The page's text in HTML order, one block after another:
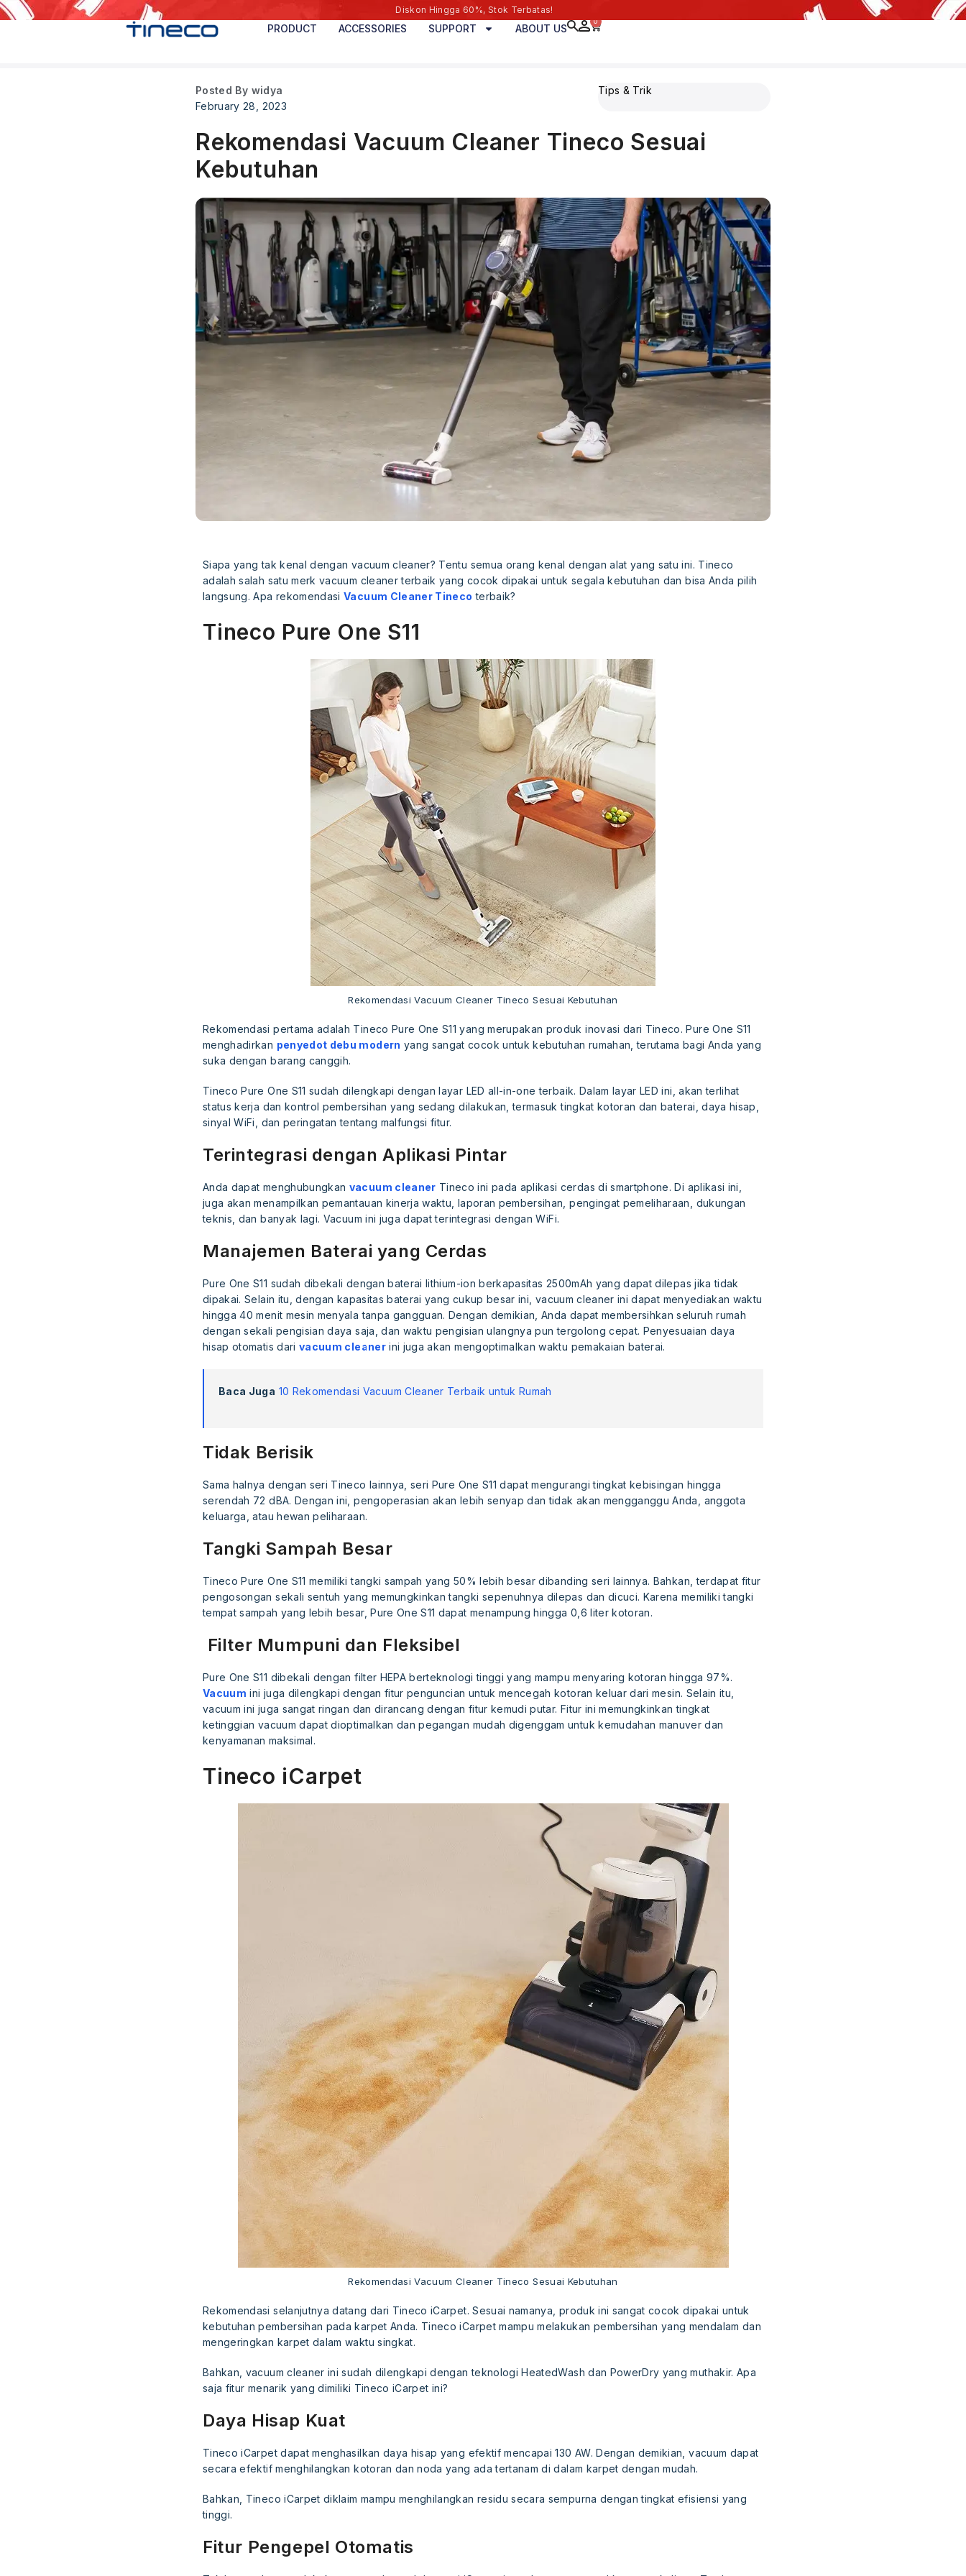
Diskon Hingga 60%, Stok Terbatas!
PRODUCT ACCESSORIES SUPPORT ABOUT US
0
Posted By widya
February 28, 2023
Tips & Trik
Rekomendasi Vacuum Cleaner Tineco Sesuai
Kebutuhan
Siapa yang tak kenal dengan vacuum cleaner? Tentu semua orang kenal dengan alat yang satu ini. Tineco
adalah salah satu merk vacuum cleaner terbaik yang cocok dipakai untuk segala kebutuhan dan bisa Anda pilih
langsung. Apa rekomendasiVacuum Cleaner Tineco terbaik?
Tineco Pure One S11
Rekomendasi Vacuum Cleaner Tineco Sesuai Kebutuhan
Rekomendasi pertama adalah Tineco Pure One S11 yang merupakan produk inovasi dari Tineco. Pure One S11
menghadirkan penyedot debu modern yang sangat cocok untuk kebutuhan rumahan, terutama bagi Anda yang
suka dengan barang canggih.
Tineco Pure One S11 sudah dilengkapi dengan layar LED all-in-one terbaik. Dalam layar LED ini, akan terlihat
status kerja dan kontrol pembersihan yang sedang dilakukan, termasuk tingkat kotoran dan baterai, daya hisap,
sinyal WiFi, dan peringatan tentang malfungsi fitur.
Terintegrasi dengan Aplikasi Pintar
Anda dapat menghubungkan vacuum cleaner Tineco ini pada aplikasi cerdas di smartphone. Di aplikasi ini,
juga akan menampilkan pemantauan kinerja waktu, laporan pembersihan, pengingat pemeliharaan, dukungan
teknis, dan banyak lagi. Vacuum ini juga dapat terintegrasi dengan WiFi.
Manajemen Baterai yang Cerdas
Pure One S11 sudah dibekali dengan baterai lithium-ion berkapasitas 2500mAh yang dapat dilepas jika tidak
dipakai. Selain itu, dengan kapasitas baterai yang cukup besar ini, vacuum cleaner ini dapat menyediakan waktu
hingga 40 menit mesin menyala tanpa gangguan. Dengan demikian, Anda dapat membersihkan seluruh rumah
dengan sekali pengisian daya saja, dan waktu pengisian ulangnya pun tergolong cepat. Penyesuaian daya
hisap otomatis dari vacuum cleaner ini juga akan mengoptimalkan waktu pemakaian baterai.
Baca Juga 10 Rekomendasi Vacuum Cleaner Terbaik untuk Rumah
Tidak Berisik
Sama halnya dengan seri Tineco lainnya, seri Pure One S11 dapat mengurangi tingkat kebisingan hingga
serendah 72 dBA. Dengan ini, pengoperasian akan lebih senyap dan tidak akan mengganggu Anda, anggota
keluarga, atau hewan peliharaan.
Tangki Sampah Besar
Tineco Pure One S11 memiliki tangki sampah yang 50% lebih besar dibanding seri lainnya. Bahkan, terdapat fitur
pengosongan sekali sentuh yang memungkinkan tangki sepenuhnya dilepas dan dicuci. Karena memiliki tangki
tempat sampah yang lebih besar, Pure One S11 dapat menampung hingga 0,6 liter kotoran.
Filter Mumpuni dan Fleksibel
Pure One S11 dibekali dengan filter HEPA berteknologi tinggi yang mampu menyaring kotoran hingga 97%.
Vacuum ini juga dilengkapi dengan fitur penguncian untuk mencegah kotoran keluar dari mesin. Selain itu,
vacuum ini juga sangat ringan dan dirancang dengan fitur kemudi putar. Fitur ini memungkinkan tingkat
ketinggian vacuum dapat dioptimalkan dan pegangan mudah digenggam untuk kemudahan manuver dan
kenyamanan maksimal.
Tineco iCarpet
Rekomendasi Vacuum Cleaner Tineco Sesuai Kebutuhan
Rekomendasi selanjutnya datang dari Tineco iCarpet. Sesuai namanya, produk ini sangat cocok dipakai untuk
kebutuhan pembersihan pada karpet Anda. Tineco iCarpet mampu melakukan pembersihan yang mendalam dan
mengeringkan karpet dalam waktu singkat.
Bahkan, vacuum cleaner ini sudah dilengkapi dengan teknologi HeatedWash dan PowerDry yang muthakir. Apa
saja fitur menarik yang dimiliki Tineco iCarpet ini?
Daya Hisap Kuat
Tineco iCarpet dapat menghasilkan daya hisap yang efektif mencapai 130 AW. Dengan demikian, vacuum dapat
secara efektif menghilangkan kotoran dan noda yang ada tertanam di dalam karpet dengan mudah.
Bahkan, Tineco iCarpet diklaim mampu menghilangkan residu secara sempurna dengan tingkat efisiensi yang
tinggi.
Fitur Pengepel Otomatis